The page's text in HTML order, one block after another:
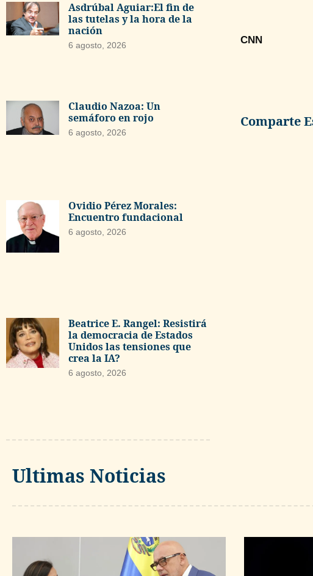
Asdrúbal Aguiar:El fin de
las tutelas y la hora de la
nación
6 agosto, 2026
Claudio Nazoa: Un
semáforo en rojo
6 agosto, 2026
Ovidio Pérez Morales:
Encuentro fundacional
6 agosto, 2026
Beatrice E. Rangel: Resistirá
la democracia de Estados
Unidos las tensiones que
crea la IA?
6 agosto, 2026
CNN
Comparte
Ultimas Noticias